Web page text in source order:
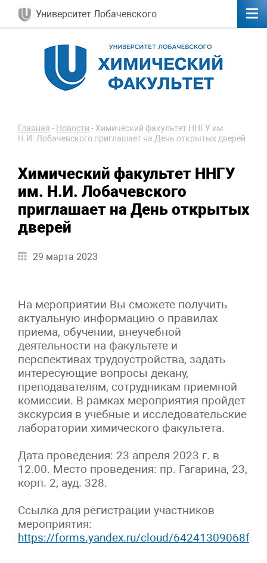
Университет Лобачевского
Главная - Новости - Химический факультет ННГУ им.
Н.И. Лобачевского приглашает на День открытых дверей
Химический факультет ННГУ
им. Н.И. Лобачевского
приглашает на День открытых
дверей
29 марта 2023
На мероприятии Вы сможете получить
актуальную информацию о правилах
приема, обучении, внеучебной
деятельности на факультете и
перспективах трудоустройства, задать
интересующие вопросы декану,
преподавателям, сотрудникам приемной
комиссии. В рамках мероприятия пройдет
экскурсия в учебные и исследовательские
лаборатории химического факультета.
Дата проведения: 23 апреля 2023 г. в
12.00. Место проведения: пр. Гагарина, 23,
корп. 2, ауд. 328.
Ссылка для регистрации участников
мероприятия:
https://forms.yandex.ru/cloud/